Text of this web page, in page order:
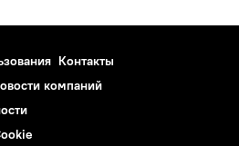
Контакты
компаний